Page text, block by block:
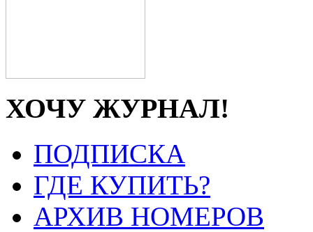
ХОЧУ ЖУРНАЛ!
ПОДПИСКА
ГДЕ КУПИТЬ?
АРХИВ НОМЕРОВ